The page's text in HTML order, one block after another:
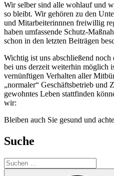
Wir selber sind alle wohlauf und
so bleibt. Wir gehören zu den
und Mitarbeiterinnnen freiwillig
haben umfassende Schutz-
schon in den letzten Beiträgen
Wichtig ist uns abschließend noch
bei uns derzeit weiterhin möglich
vernünftigen Verhalten aller
„normaler“ Geschäftsbetrieb und
gewohntes Leben stattfinden
wir:
Bleiben auch Sie gesund und
Suche
Suchen
nach: